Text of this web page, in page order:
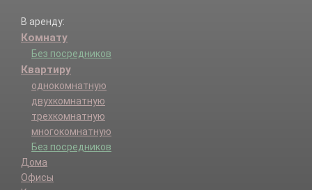
В аренду:
Комнату
Без посредников
Квартиру
однокомнатную
двухкомнатную
трехкомнатную
многокомнатную
Без посредников
Дома
Офисы